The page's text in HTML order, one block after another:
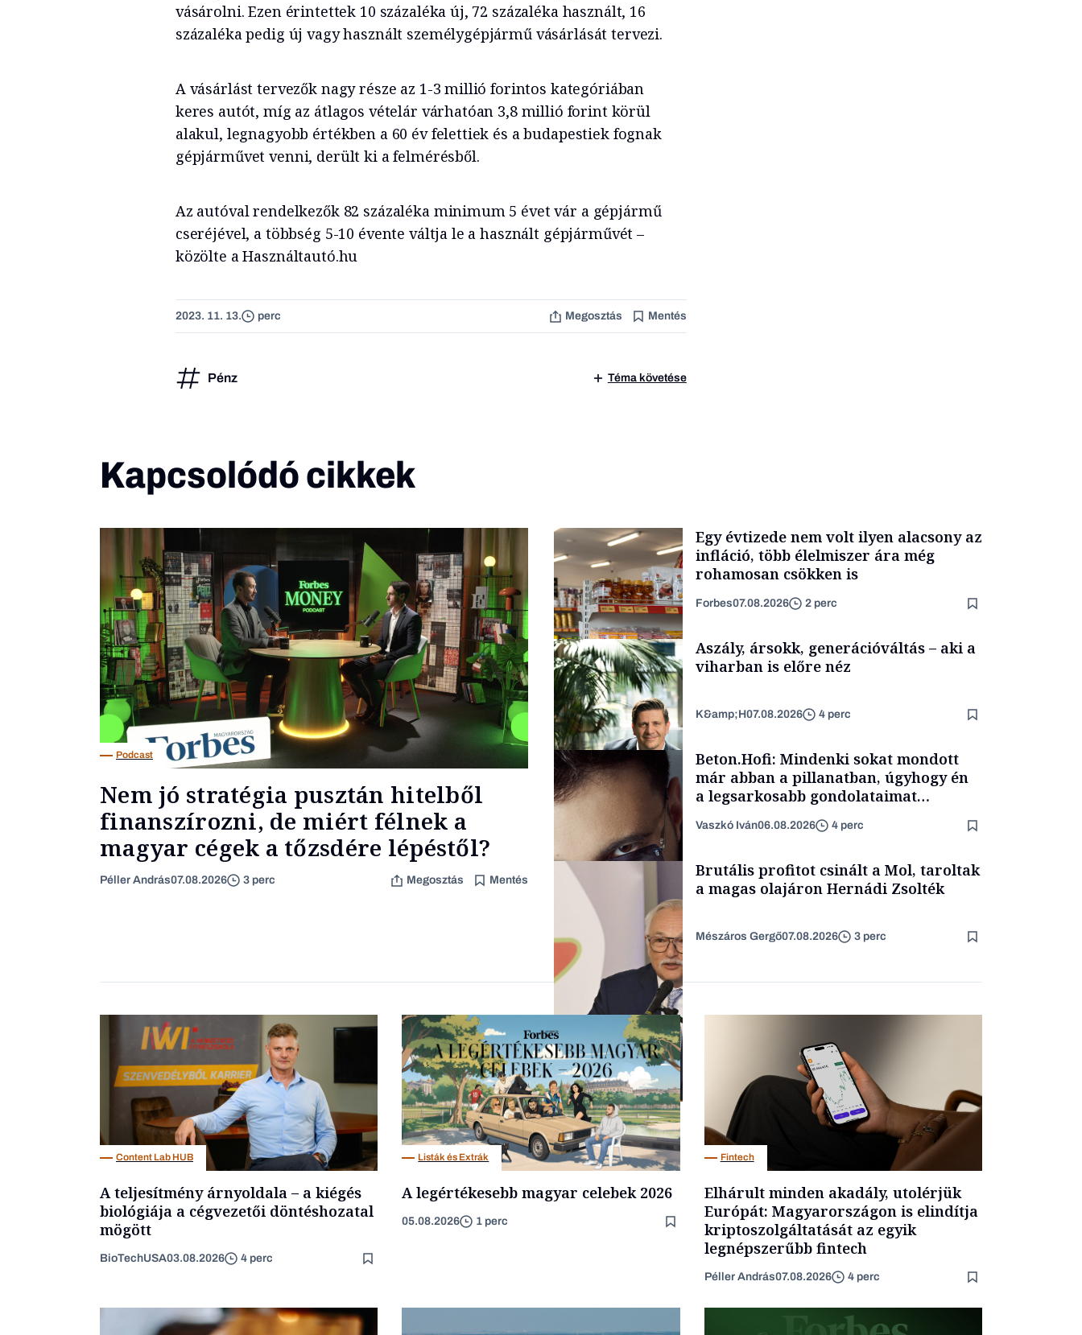
vásárolni. Ezen érintettek 10 százaléka új, 72 százaléka használt, 16
százaléka pedig új vagy használt személygépjármű vásárlását tervezi.
A vásárlást tervezők nagy része az 1-3 millió forintos kategóriában
keres autót, míg az átlagos vételár várhatóan 3,8 millió forint körül
alakul, legnagyobb értékben a 60 év felettiek és a budapestiek fognak
gépjárművet venni, derült ki a felmérésből.
Az autóval rendelkezők 82 százaléka minimum 5 évet vár a gépjármű
cseréjével, a többség 5-10 évente váltja le a használt gépjárművét –
közölte a Használtautó.hu
2023. 11. 13. perc Megosztás Mentés
Pénz Téma követése
Kapcsolódó cikkek
Podcast
Nem jó stratégia pusztán hitelből
finanszírozni, de miért félnek a
magyar cégek a tőzsdére lépéstől?
Péller András07.08.2026 3 perc Megosztás Mentés
Egy évtizede nem volt ilyen alacsony az
infláció, több élelmiszer ára még
rohamosan csökken is
Forbes07.08.2026 2 perc
TÁMOGATÓI
TARTALOM
Aszály, ársokk, generációváltás – aki a
viharban is előre néz
K&amp;H07.08.2026 4 perc
Forbes-sztori
Beton.Hofi: Mindenki sokat mondott
már abban a pillanatban, úgyhogy én
a legsarkosabb gondolataimat
Vaszkó Iván06.08.2026 4 perc
Befektetés
Brutális profitot csinált a Mol, taroltak
a magas olajáron Hernádi Zsolték
Mészáros Gergő07.08.2026 3 perc
Content Lab HUB
A teljesítmény árnyoldala – a kiégés
biológiája a cégvezetői döntéshozatal
mögött
BioTechUSA03.08.2026 4 perc
Listák és Extrák
A legértékesebb magyar celebek 2026
05.08.2026 1 perc
Fintech
Elhárult minden akadály, utolérjük
Európát: Magyarországon is elindítja
kriptoszolgáltatását az egyik
legnépszerűbb fintech
Péller András07.08.2026 4 perc